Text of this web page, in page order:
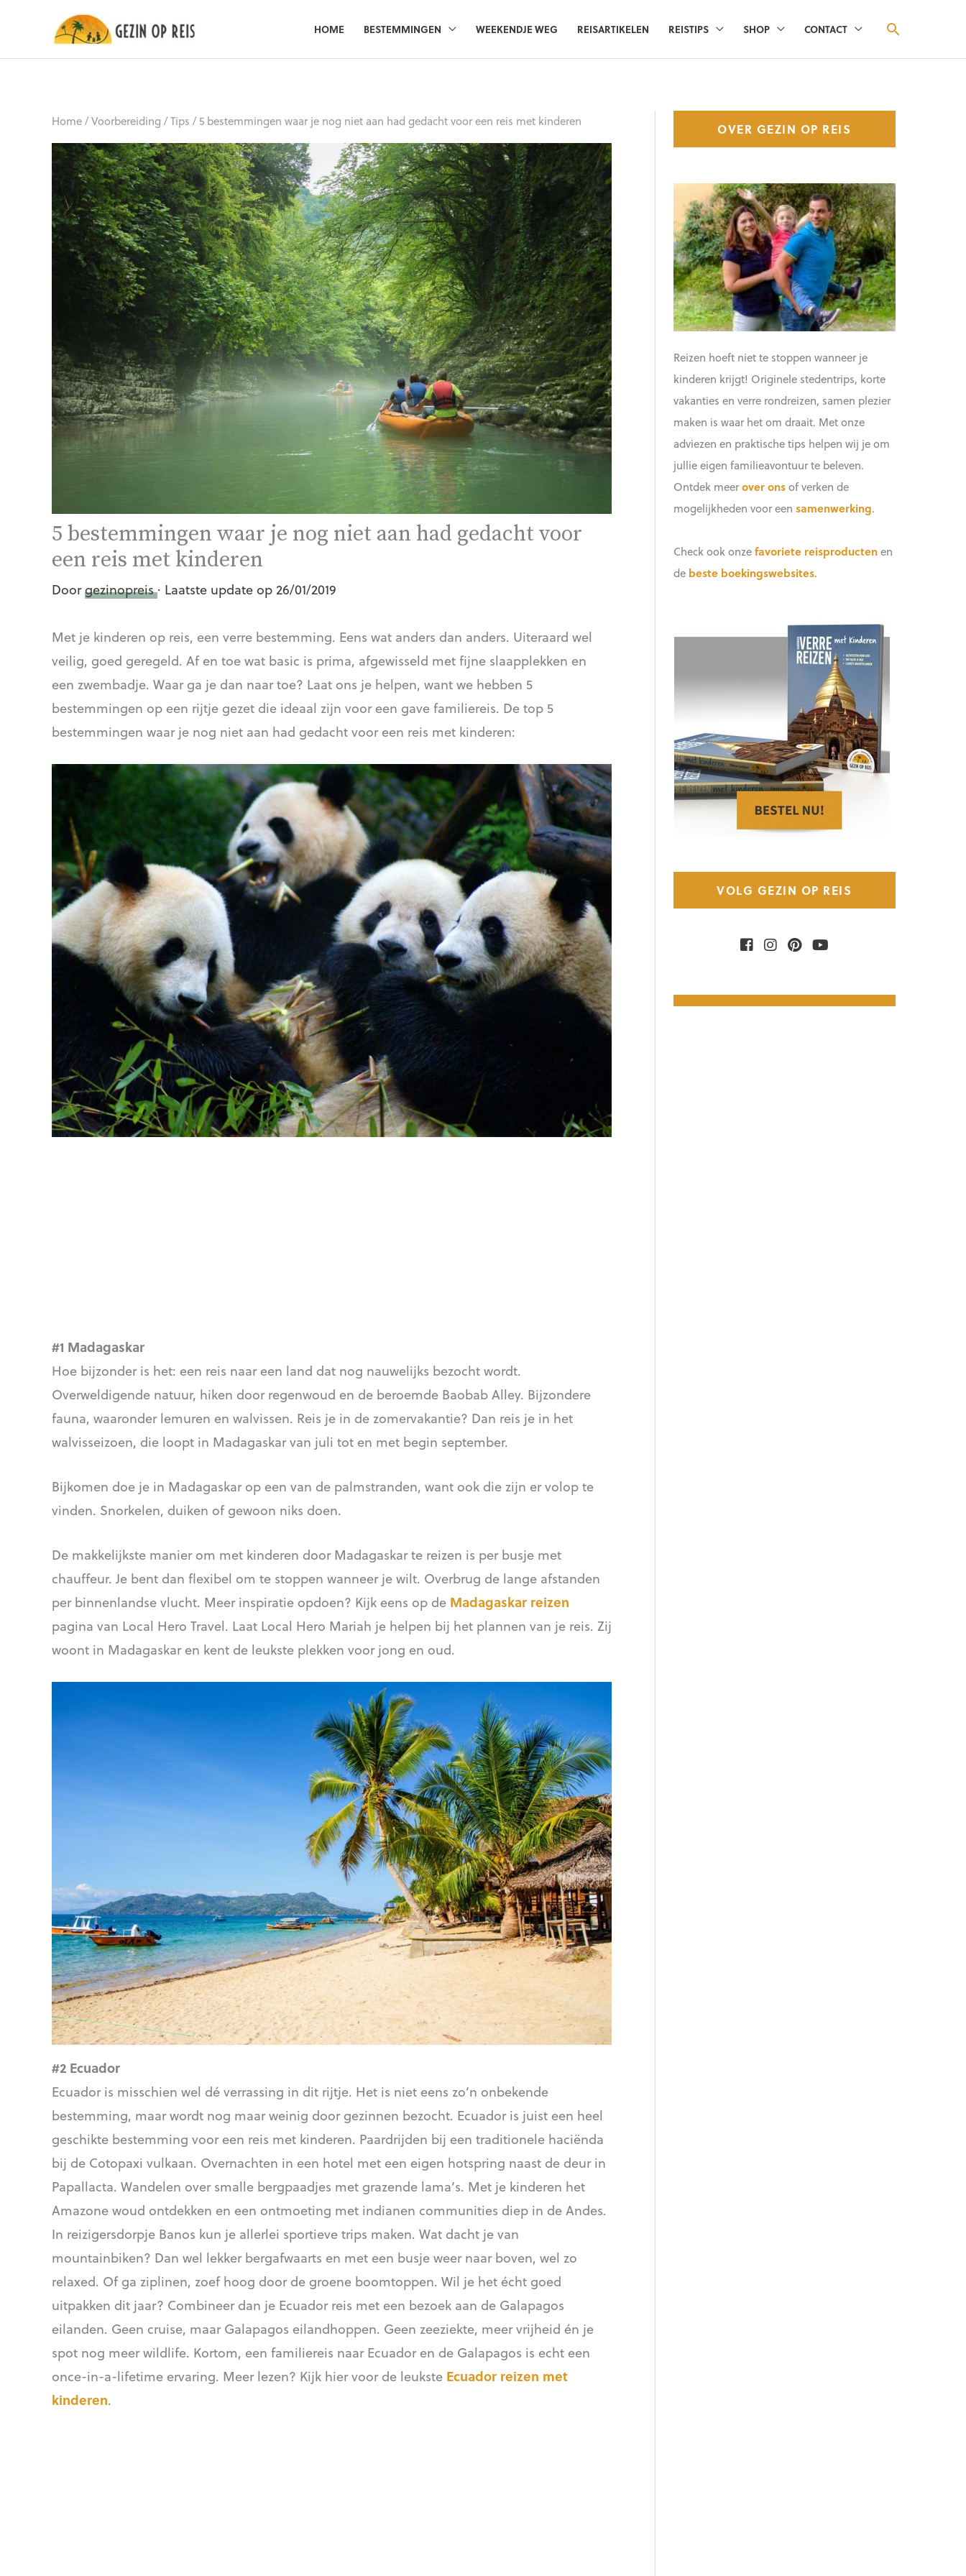
HOME BESTEMMINGEN WEEKENDJE WEG REISARTIKELEN REISTIPS SHOP CONTACT ZOEKEN
Home/Voorbereiding /Tips / 5 bestemmingen waar je nog niet aan had gedacht voor een reis met kinderen
5 bestemmingen waar je nog niet aan had gedacht voor
een reis met kinderen
Doorgezinopreis· Laatste update op 26/01/2019
Met je kinderen op reis, een verre bestemming. Eens wat anders dan anders. Uiteraard wel
veilig, goed geregeld. Af en toe wat basic is prima, afgewisseld met fijne slaapplekken en
een zwembadje. Waar ga je dan naar toe? Laat ons je helpen, want we hebben 5
bestemmingen op een rijtje gezet die ideaal zijn voor een gave familiereis. De top 5
bestemmingen waar je nog niet aan had gedacht voor een reis met kinderen:
#1 Madagaskar
Hoe bijzonder is het: een reis naar een land dat nog nauwelijks bezocht wordt.
Overweldigende natuur, hiken door regenwoud en de beroemde Baobab Alley. Bijzondere
fauna, waaronder lemuren en walvissen. Reis je in de zomervakantie? Dan reis je in het
walvisseizoen, die loopt in Madagaskar van juli tot en met begin september.
Bijkomen doe je in Madagaskar op een van de palmstranden, want ook die zijn er volop te
vinden. Snorkelen, duiken of gewoon niks doen.
De makkelijkste manier om met kinderen door Madagaskar te reizen is per busje met
chauffeur. Je bent dan flexibel om te stoppen wanneer je wilt. Overbrug de lange afstanden
per binnenlandse vlucht. Meer inspiratie opdoen? Kijk eens op de Madagaskar reizen
pagina van Local Hero Travel. Laat Local Hero Mariah je helpen bij het plannen van je reis. Zij
woont in Madagaskar en kent de leukste plekken voor jong en oud.
#2 Ecuador
Ecuador is misschien wel dé verrassing in dit rijtje. Het is niet eens zo’n onbekende
bestemming, maar wordt nog maar weinig door gezinnen bezocht. Ecuador is juist een heel
geschikte bestemming voor een reis met kinderen. Paardrijden bij een traditionele haciënda
bij de Cotopaxi vulkaan. Overnachten in een hotel met een eigen hotspring naast de deur in
Papallacta. Wandelen over smalle bergpaadjes met grazende lama’s. Met je kinderen het
Amazone woud ontdekken en een ontmoeting met indianen communities diep in de Andes.
In reizigersdorpje Banos kun je allerlei sportieve trips maken. Wat dacht je van
mountainbiken? Dan wel lekker bergafwaarts en met een busje weer naar boven, wel zo
relaxed. Of ga ziplinen, zoef hoog door de groene boomtoppen. Wil je het écht goed
uitpakken dit jaar? Combineer dan je Ecuador reis met een bezoek aan de Galapagos
eilanden. Geen cruise, maar Galapagos eilandhoppen. Geen zeeziekte, meer vrijheid én je
spot nog meer wildlife. Kortom, een familiereis naar Ecuador en de Galapagos is echt een
once-in-a-lifetime ervaring. Meer lezen? Kijk hier voor de leukste Ecuador reizen met
kinderen.
OVER GEZIN OP REIS
Reizen hoeft niet te stoppen wanneer je
kinderen krijgt! Originele stedentrips, korte
vakanties en verre rondreizen, samen plezier
maken is waar het om draait. Met onze
adviezen en praktische tips helpen wij je om
jullie eigen familieavontuur te beleven.
Ontdek meerover onsof verken de
mogelijkheden voor een samenwerking.
Check ook onzefavoriete reisproductenen
de beste boekingswebsites.
VOLG GEZIN OP REIS